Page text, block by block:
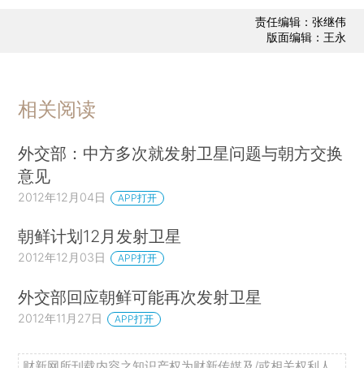
责任编辑：张继伟
版面编辑：王永
相关阅读
外交部：中方多次就发射卫星问题与朝方交换
意见
2012年12月04日 APP打开
朝鲜计划12月发射卫星
2012年12月03日 APP打开
外交部回应朝鲜可能再次发射卫星
2012年11月27日 APP打开